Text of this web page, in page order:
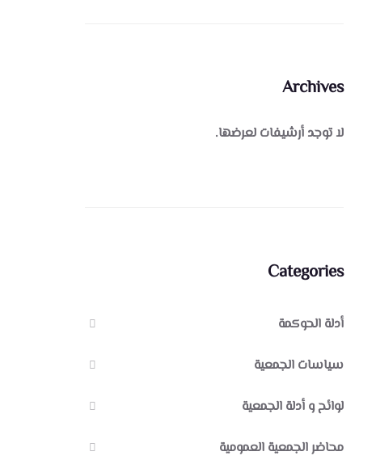
Archives
لا توجد أرشيفات لعرضها.
Categories
أدلة الحوكمة
سياسات الجمعية
لوائح و أدلة الجمعية
محاضر الجمعية العمومية